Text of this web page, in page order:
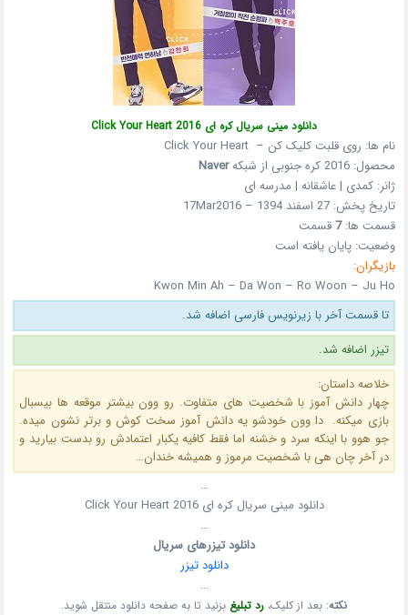
دانلود مینی سریال کره ای Click Your Heart 2016
نام ها: روی قلبت کلیک کن – Click Your Heart
محصول: 2016 کره جنوبی از شبکه
Naver
ژانر: کمدی | عاشقانه | مدرسه ای
تاریخ پخش: 27 اسفند 1394 – 17Mar2016
قسمت ها:7قسمت
وضعیت: پایان یافته است
بازیگران:
Kwon Min Ah – Da Won – Ro Woon – Ju Ho
تا قسمت آخر با زیرنویس فارسی اضافه شد.
تیزر اضافه شد.
خلاصه داستان:
چهار دانش آموز با شخصیت های متفاوت. رو وون بیشتر موقعه ها بیسبال
بازی میکنه. دا وون خودشو یه دانش آموز سخت کوش و برتر نشون میده.
جو هوو با اینکه سرد و خشنه اما فقط کافیه یکبار اعتمادش رو بدست بیارید و
در آخر چان هی با شخصیت مرموز و همیشه خندان…
…
دانلود مینی سریال کره ای Click Your Heart 2016
…
دانلود تیزرهای سریال
دانلود تیزر
…
نکته: بعد از کلیک، رد تبلیغ بزنید تا به صفحه دانلود منتقل شوید.